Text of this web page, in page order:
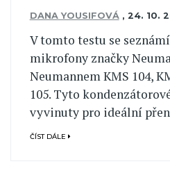
DANA YOUSIFOVÁ , 24. 10.
V tomto testu se
mikrofony značky
Neumannem KMS 104,
105. Tyto
vyvinuty pro ideální
ČÍST DÁLE